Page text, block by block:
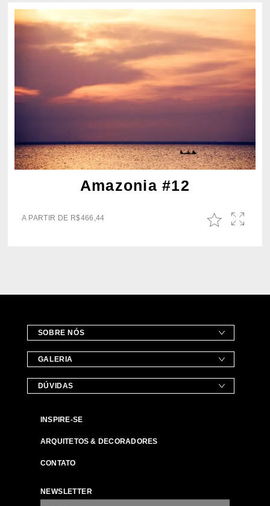
Amazonia #12
A PARTIR DE R$466,44
SOBRE NÓS
GALERIA
DÚVIDAS
INSPIRE-SE
ARQUITETOS & DECORADORES
CONTATO
NEWSLETTER